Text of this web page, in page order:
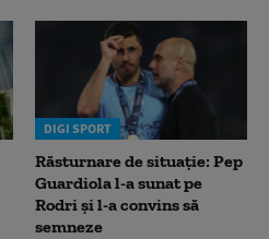
DIGI SPORT
Răsturnare de situație: Pep
Guardiola l-a sunat pe
Rodri și l-a convins să
semneze